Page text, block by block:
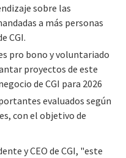
sobre las
a más personas
CGI.
pro bono y voluntariado
proyectos de este
de CGI para 2026
evaluados según
con el objetivo de
y CEO de CGI, "este